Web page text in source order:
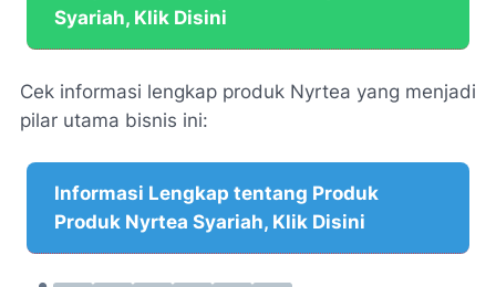
Syariah, Klik Disini
Cek informasi lengkap produk Nyrtea yang menjadi
pilar utama bisnis ini:
Informasi Lengkap tentang Produk
Produk Nyrtea Syariah, Klik Disini